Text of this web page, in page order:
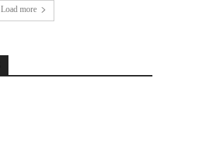
Load more